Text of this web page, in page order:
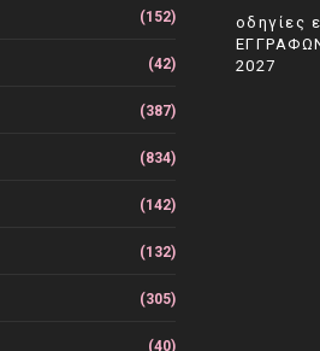
(152)
(42)
(387)
(834)
(142)
(132)
(305)
(40)
οδηγίες
2027